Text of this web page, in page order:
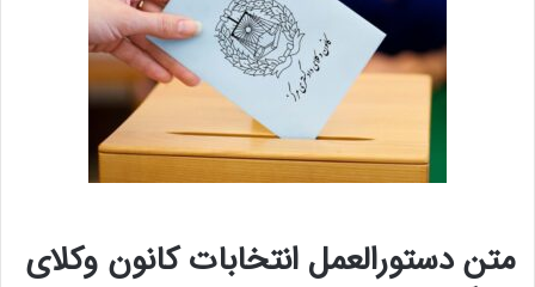
متن دستورالعمل انتخابات کانون وکلای